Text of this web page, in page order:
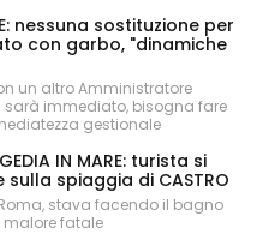
nessuna sostituzione per
con garbo, "dinamiche
un altro Amministratore
sarà immediato, bisogna fare
gestionale
IN MARE: turista si
spiaggia di CASTRO
stava facendo il bagno
fatale